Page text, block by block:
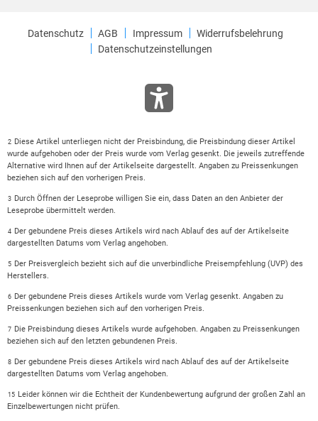
Datenschutz AGB Impressum
Widerrufsbelehrung
Datenschutzeinstellungen
2 Diese Artikel unterliegen nicht der Preisbindung, die Preisbindung dieser Artikel
wurde aufgehoben oder der Preis wurde vom Verlag gesenkt. Die jeweils zutreffende
Alternative wird Ihnen auf der Artikelseite dargestellt. Angaben zu Preissenkungen
beziehen sich auf den vorherigen Preis.
3 Durch Öffnen der Leseprobe willigen Sie ein, dass Daten an den Anbieter der
Leseprobe übermittelt werden.
4 Der gebundene Preis dieses Artikels wird nach Ablauf des auf der Artikelseite
dargestellten Datums vom Verlag angehoben.
5 Der Preisvergleich bezieht sich auf die unverbindliche Preisempfehlung (UVP) des
Herstellers.
6 Der gebundene Preis dieses Artikels wurde vom Verlag gesenkt. Angaben zu
Preissenkungen beziehen sich auf den vorherigen Preis.
7 Die Preisbindung dieses Artikels wurde aufgehoben. Angaben zu Preissenkungen
beziehen sich auf den letzten gebundenen Preis.
8 Der gebundene Preis dieses Artikels wird nach Ablauf des auf der Artikelseite
dargestellten Datums vom Verlag angehoben.
15 Leider können wir die Echtheit der Kundenbewertung aufgrund der großen Zahl an
Einzelbewertungen nicht prüfen.